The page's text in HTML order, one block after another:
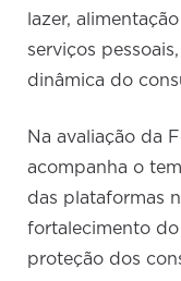
lazer,
serviços
dinâmica do
Na avaliação da
acompanha o
das plataformas
fortalecimento
proteção dos